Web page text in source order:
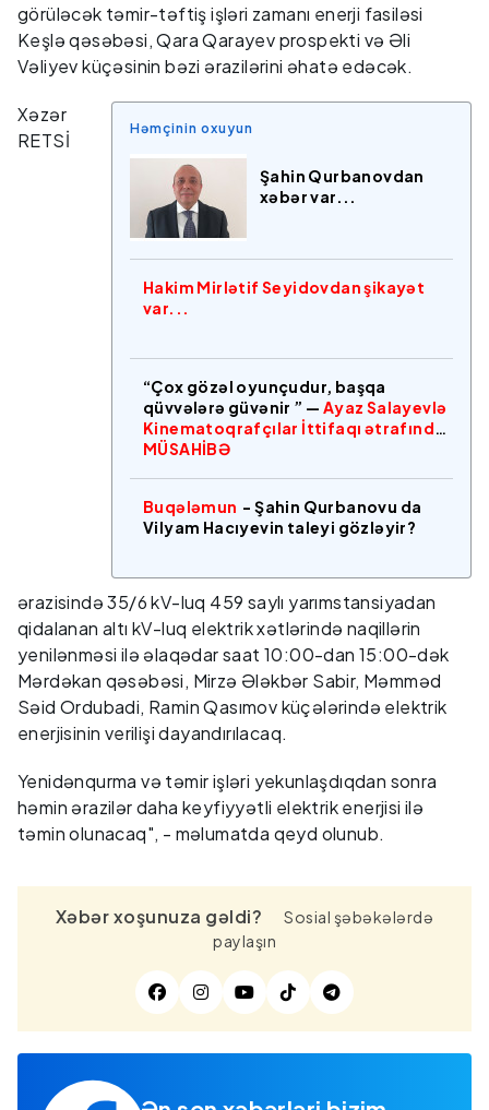
görüləcək təmir-təftiş işləri zamanı enerji fasiləsi
Keşlə qəsəbəsi, Qara Qarayev prospekti və Əli
Vəliyev küçəsinin bəzi ərazilərini əhatə edəcək.
Həmçinin oxuyun
Şahin Qurbanovdan
xəbər var...
Hakim Mirlətif Seyidovdan şikayət
var...
“Çox gözəl oyunçudur, başqa
qüvvələrə güvənir ” — Ayaz Salayevlə
Kinematoqrafçılar İttifaqı ətrafında
MÜSAHİBƏ
Buqələmun - Şahin Qurbanovu da
Vilyam Hacıyevin taleyi gözləyir?
Xəzər
RETSİ
ərazisində 35/6 kV-luq 459 saylı yarımstansiyadan
qidalanan altı kV-luq elektrik xətlərində naqillərin
yenilənməsi ilə əlaqədar saat 10:00-dan 15:00-dək
Mərdəkan qəsəbəsi, Mirzə Ələkbər Sabir, Məmməd
Səid Ordubadi, Ramin Qasımov küçələrində elektrik
enerjisinin verilişi dayandırılacaq.
Yenidənqurma və təmir işləri yekunlaşdıqdan sonra
həmin ərazilər daha keyfiyyətli elektrik enerjisi ilə
təmin olunacaq", - məlumatda qeyd olunub.
Xəbər xoşunuza gəldi?
Sosial şəbəkələrdə
paylaşın